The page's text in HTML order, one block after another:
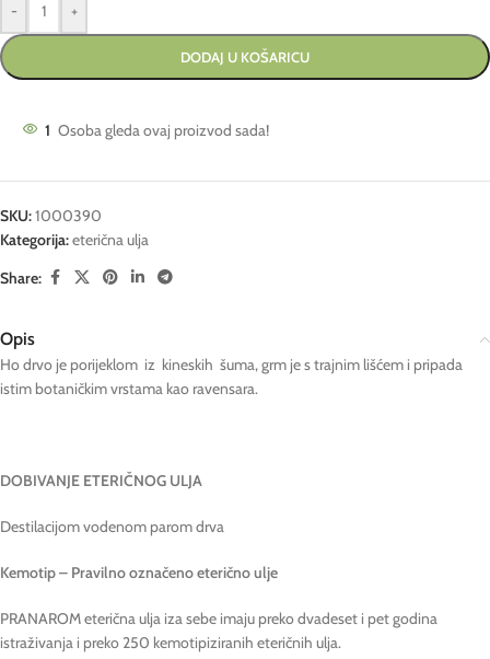
- +
DODAJ U KOŠARICU
1 Osoba gleda ovaj proizvod sada!
SKU:1000390
Kategorija:eterična ulja
Share:
Opis
Ho drvo je porijeklom iz kineskih šuma, grm je s trajnim lišćem i pripada
istim botaničkim vrstama kao ravensara.
DOBIVANJE ETERIČNOG ULJA
Destilacijom vodenom parom drva
Kemotip – Pravilno označeno eterično ulje
PRANAROM eterična ulja iza sebe imaju preko dvadeset i pet godina
istraživanja i preko 250 kemotipiziranih eteričnih ulja.